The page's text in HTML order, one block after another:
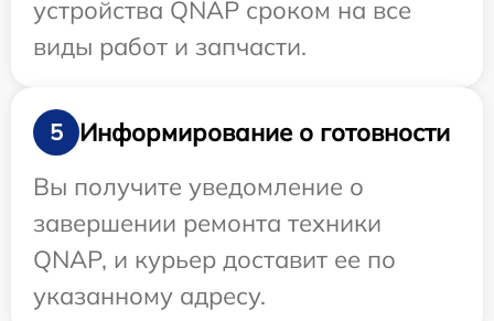
устройства QNAP сроком на все
виды работ и запчасти.
5
Информирование о готовности
Вы получите уведомление о
завершении ремонта техники
QNAP, и курьер доставит ее по
указанному адресу.